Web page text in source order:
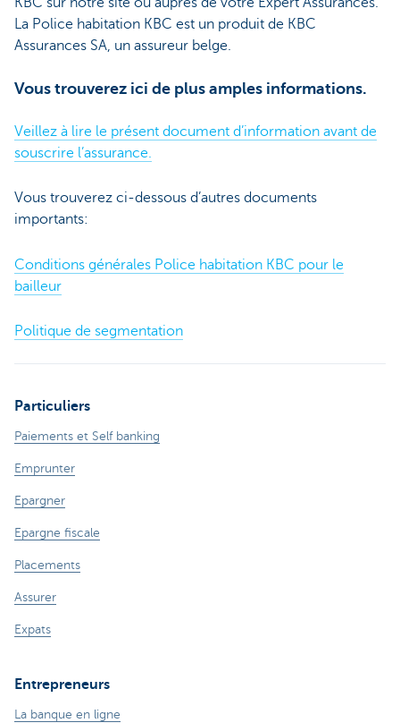
La Police habitation KBC est un produit de KBC
Assurances SA, un assureur belge.
Vous trouverez ici de plus amples informations.
Veillez à lire le présent document d’information avant de
souscrire l’assurance.
Vous trouverez ci-dessous d’autres documents
importants:
Conditions générales Police habitation KBC pour le
bailleur
Politique de segmentation
Particuliers
Paiements et Self banking
Emprunter
Epargner
Epargne fiscale
Placements
Assurer
Expats
Entrepreneurs
La banque en ligne